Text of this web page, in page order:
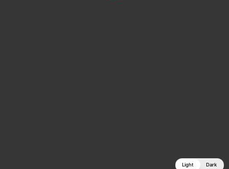
Light Dark